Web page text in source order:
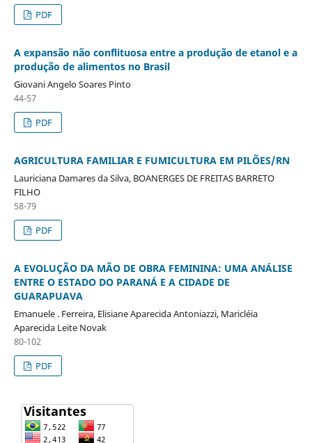
PDF
A expansão não conflituosa entre a produção de etanol e a
produção de alimentos no Brasil
Giovani Angelo Soares Pinto
44-57
PDF
AGRICULTURA FAMILIAR E FUMICULTURA EM PILÕES/RN
Lauriciana Damares da Silva, BOANERGES DE FREITAS BARRETO
FILHO
58-79
PDF
A EVOLUÇÃO DA MÃO DE OBRA FEMININA: UMA ANÁLISE
ENTRE O ESTADO DO PARANÁ E A CIDADE DE
GUARAPUAVA
Emanuele . Ferreira, Elisiane Aparecida Antoniazzi, Maricléia
Aparecida Leite Novak
80-102
PDF